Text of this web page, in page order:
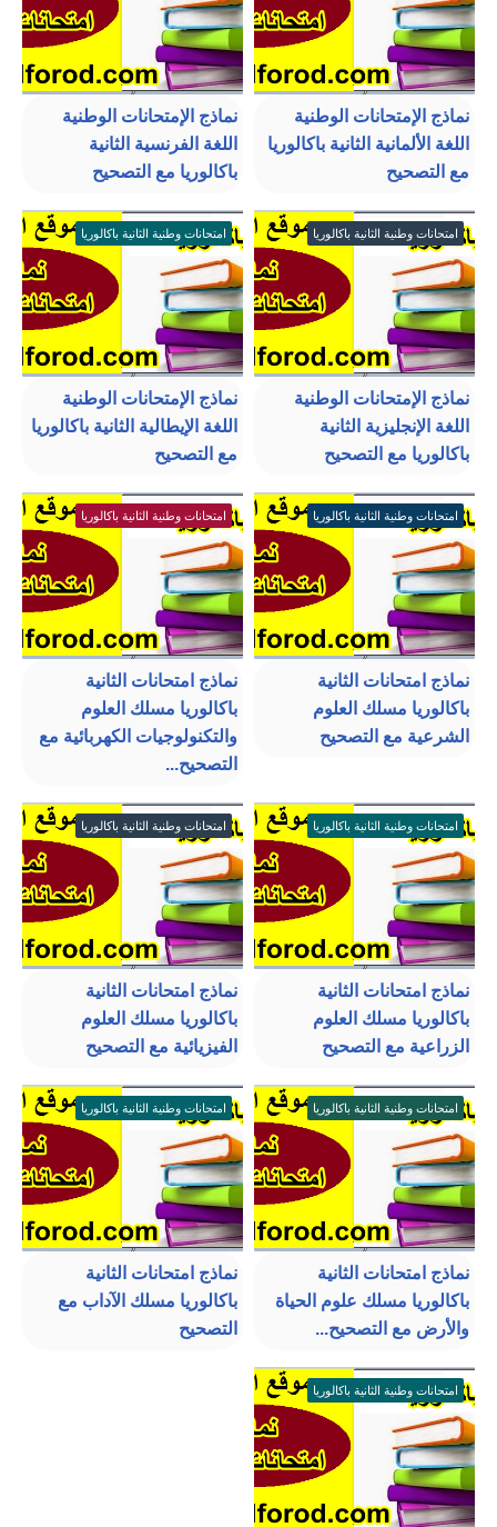
نماذج الإمتحانات الوطنية
اللغة الألمانية الثانية باكالوريا
مع التصحيح
نماذج الإمتحانات الوطنية
اللغة الفرنسية الثانية
باكالوريا مع التصحيح
امتحانات وطنية الثانية باكالوريا
نماذج الإمتحانات الوطنية
اللغة الإنجليزية الثانية
باكالوريا مع التصحيح
امتحانات وطنية الثانية باكالوريا
نماذج الإمتحانات الوطنية
اللغة الإيطالية الثانية باكالوريا
مع التصحيح
امتحانات وطنية الثانية باكالوريا
نماذج امتحانات الثانية
باكالوريا مسلك العلوم
الشرعية مع التصحيح
امتحانات وطنية الثانية باكالوريا
نماذج امتحانات الثانية
باكالوريا مسلك العلوم
والتكنولوجيات الكهربائية مع
التصحيح...
امتحانات وطنية الثانية باكالوريا
نماذج امتحانات الثانية
باكالوريا مسلك العلوم
الزراعية مع التصحيح
امتحانات وطنية الثانية باكالوريا
نماذج امتحانات الثانية
باكالوريا مسلك العلوم
الفيزيائية مع التصحيح
امتحانات وطنية الثانية باكالوريا
نماذج امتحانات الثانية
باكالوريا مسلك علوم الحياة
والأرض مع التصحيح...
امتحانات وطنية الثانية باكالوريا
نماذج امتحانات الثانية
باكالوريا مسلك الآداب مع
التصحيح
امتحانات وطنية الثانية باكالوريا